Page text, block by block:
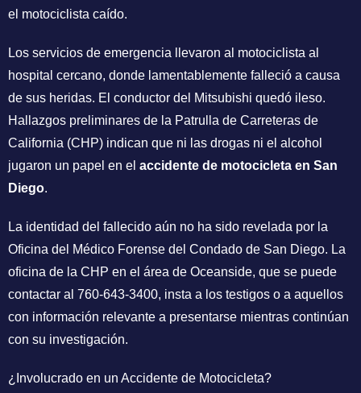
el motociclista caído.
Los servicios de emergencia llevaron al motociclista al
hospital cercano, donde lamentablemente falleció a causa
de sus heridas. El conductor del Mitsubishi quedó ileso.
Hallazgos preliminares de la Patrulla de Carreteras de
California (CHP) indican que ni las drogas ni el alcohol
jugaron un papel en el accidente de motocicleta en San
Diego.
La identidad del fallecido aún no ha sido revelada por la
Oficina del Médico Forense del Condado de San Diego. La
oficina de la CHP en el área de Oceanside, que se puede
contactar al 760-643-3400, insta a los testigos o a aquellos
con información relevante a presentarse mientras continúan
con su investigación.
¿Involucrado en un Accidente de Motocicleta?